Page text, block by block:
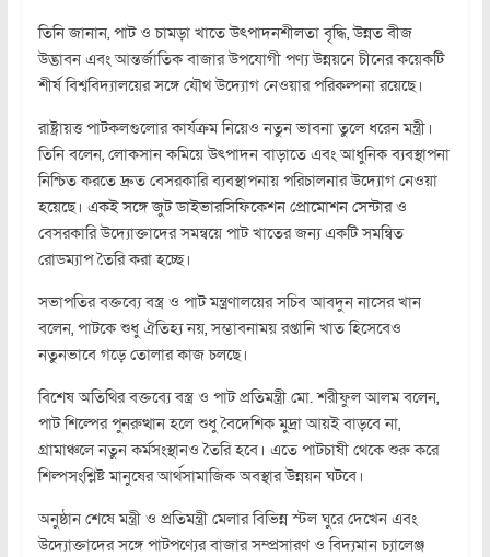
তিনি জানান, পাট ও চামড়া খাতে উৎপাদনশীলতা বৃদ্ধি, উন্নত বীজ
উদ্ভাবন এবং আন্তর্জাতিক বাজার উপযোগী পণ্য উন্নয়নে চীনের কয়েকটি
শীর্ষ বিশ্ববিদ্যালয়ের সঙ্গে যৌথ উদ্যোগ নেওয়ার পরিকল্পনা রয়েছে।
রাষ্ট্রায়ত্ত পাটকলগুলোর কার্যক্রম নিয়েও নতুন ভাবনা তুলে ধরেন মন্ত্রী।
তিনি বলেন, লোকসান কমিয়ে উৎপাদন বাড়াতে এবং আধুনিক ব্যবস্থাপনা
নিশ্চিত করতে দ্রুত বেসরকারি ব্যবস্থাপনায় পরিচালনার উদ্যোগ নেওয়া
হয়েছে। একই সঙ্গে জুট ডাইভারসিফিকেশন প্রোমোশন সেন্টার ও
বেসরকারি উদ্যোক্তাদের সমন্বয়ে পাট খাতের জন্য একটি সমন্বিত
রোডম্যাপ তৈরি করা হচ্ছে।
সভাপতির বক্তব্যে বস্ত্র ও পাট মন্ত্রণালয়ের সচিব আবদুন নাসের খান
বলেন, পাটকে শুধু ঐতিহ্য নয়, সম্ভাবনাময় রপ্তানি খাত হিসেবেও
নতুনভাবে গড়ে তোলার কাজ চলছে।
বিশেষ অতিথির বক্তব্যে বস্ত্র ও পাট প্রতিমন্ত্রী মো. শরীফুল আলম বলেন,
পাট শিল্পের পুনরুত্থান হলে শুধু বৈদেশিক মুদ্রা আয়ই বাড়বে না,
গ্রামাঞ্চলে নতুন কর্মসংস্থানও তৈরি হবে। এতে পাটচাষী থেকে শুরু করে
শিল্পসংশ্লিষ্ট মানুষের আর্থসামাজিক অবস্থার উন্নয়ন ঘটবে।
অনুষ্ঠান শেষে মন্ত্রী ও প্রতিমন্ত্রী মেলার বিভিন্ন স্টল ঘুরে দেখেন এবং
উদ্যোক্তাদের সঙ্গে পাটপণ্যের বাজার সম্প্রসারণ ও বিদ্যমান চ্যালেঞ্জ